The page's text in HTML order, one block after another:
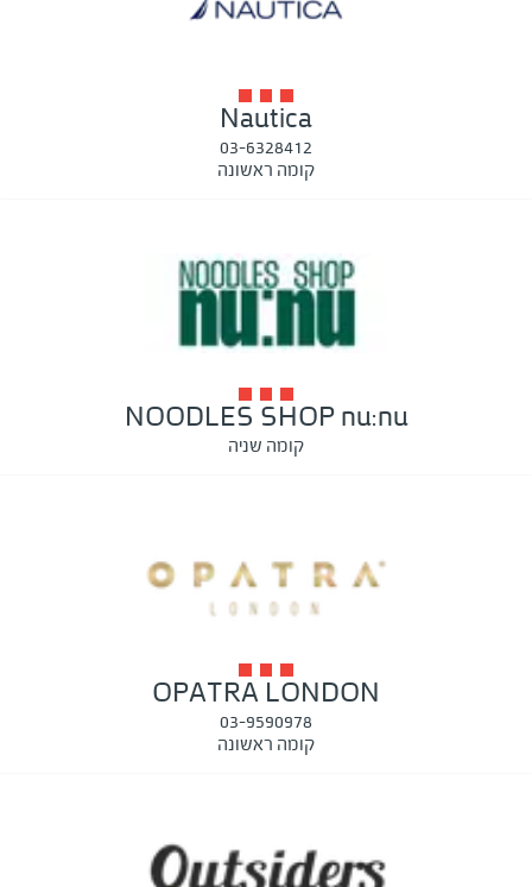
Nautica
03-6328412
קומה ראשונה
NOODLES SHOP nu:nu
קומה שניה
OPATRA LONDON
03-9590978
קומה ראשונה